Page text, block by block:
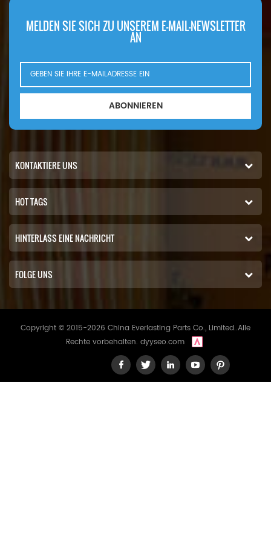
MELDEN SIE SICH ZU UNSEREM E-MAIL-NEWSLETTER
AN
ABONNIEREN
KONTAKTIERE UNS
HOT TAGS
HINTERLASS EINE NACHRICHT
FOLGE UNS
Copyright © 2015-2026 China Everlasting Parts Co., Limited..Alle
Rechte vorbehalten. dyyseo.com